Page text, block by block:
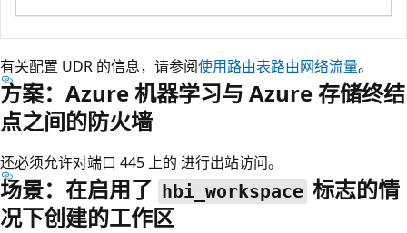
有关配置 UDR 的信息，请参阅使用路由表路由网络流量。
方案：Azure 机器学习与 Azure 存储终结
点之间的防火墙
还必须允许对端口 445 上的 进行出站访问。
场景：在启用了 hbi_workspace 标志的情
况下创建的工作区